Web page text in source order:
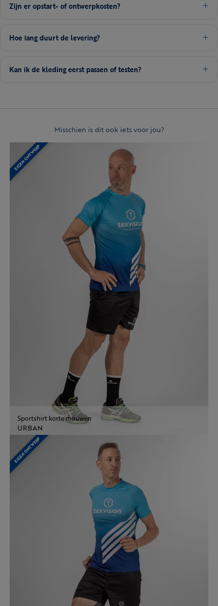
Zijn er opstart- of ontwerpkosten?
Hoe lang duurt de levering?
Kan ik de kleding eerst passen of testen?
Misschien is dit ook iets voor jou?
EIGEN ONTWERP
Sportshirt korte mouwen
URBAN
EIGEN ONTWERP